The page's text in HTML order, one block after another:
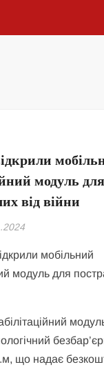
модуль для
від війни
що надає